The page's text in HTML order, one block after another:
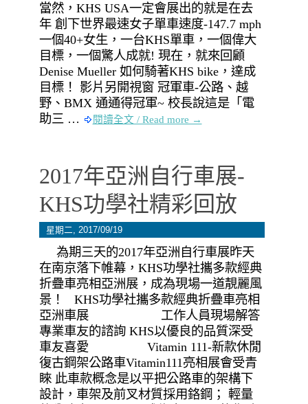
當然，KHS USA一定會展出的就是在去
年 創下世界最速女子單車速度-147.7 mph
一個40+女生，一台KHS單車，一個偉大
目標，一個驚人成就! 現在，就來回顧
Denise Mueller 如何騎著KHS bike，達成
目標！ 影片另開視窗 冠軍車-公路、越
野、BMX 通通得冠軍~ 校長說這是「電
助三 …
閱讀全文 / Read more →
2017年亞洲自行車展-
KHS功學社精彩回放
星期二, 2017/09/19
為期三天的2017年亞洲自行車展昨天
在南京落下帷幕，KHS功學社攜多款經典
折疊車亮相亞洲展，成為現場一道靚麗風
景！ KHS功學社攜多款經典折疊車亮相
亞洲車展 工作人員現場解答
專業車友的諮詢 KHS以優良的品質深受
車友喜愛 Vitamin 111-新款休閒
復古鋼架公路車Vitamin111亮相展會受青
睞 此車款概念是以平把公路車的架構下
設計，車架及前叉材質採用鉻鋼； 輕量